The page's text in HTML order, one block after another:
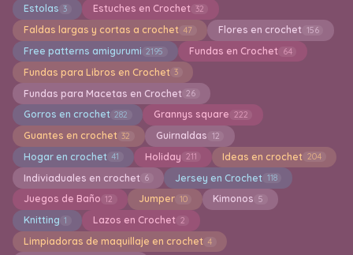
Estolas 3 Estuches en Crochet 32
Faldas largas y cortas a crochet 47 Flores en crochet 156
Free patterns amigurumi 2195 Fundas en Crochet 64
Fundas para Libros en Crochet 3
Fundas para Macetas en Crochet 26
Gorros en crochet 282 Grannys square 222
Guantes en crochet 32 Guirnaldas 12
Hogar en crochet 41 Holiday 211 Ideas en crochet 204
Indiviaduales en crochet 6 Jersey en Crochet 118
Juegos de Baño 12 Jumper 10 Kimonos 5
Knitting 1 Lazos en Crochet 2
Limpiadoras de maquillaje en crochet 4